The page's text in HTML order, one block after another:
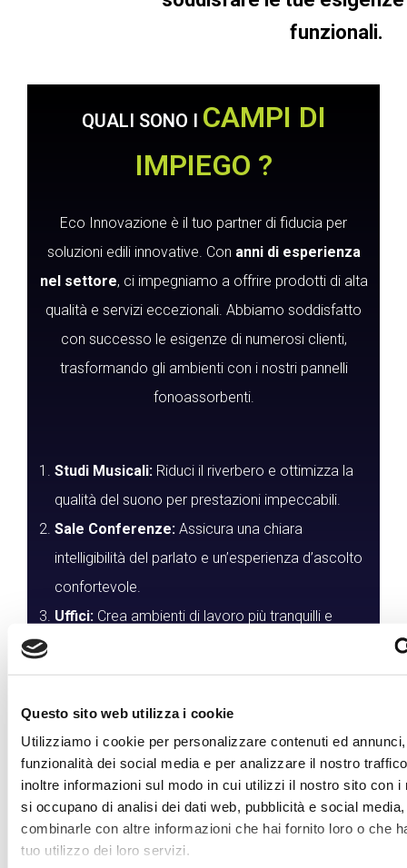
Questo sito web utilizza i cookie
Utilizziamo i cookie per personalizzare contenuti ed
funzionalità dei social media e per analizzare il nostro
inoltre informazioni sul modo in cui utilizzi il nostro sito con i
si occupano di analisi dei dati web, pubblicità e social
combinarle con altre informazioni che hai fornito loro o che
tuo utilizzo dei loro servizi.
funzionali.
QUALI SONO I CAMPI DI
IMPIEGO ?
Eco Innovazione è il tuo partner di fiducia per
soluzioni edili innovative. Con anni di esperienza
nel settore, ci impegniamo a offrire prodotti di alta
qualità e servizi eccezionali. Abbiamo soddisfatto
con successo le esigenze di numerosi clienti,
trasformando gli ambienti con i nostri pannelli
fonoassorbenti.
Studi Musicali: Riduci il riverbero e ottimizza la
qualità del suono per prestazioni impeccabili.
Sale Conferenze: Assicura una chiara
intelligibilità del parlato e un’esperienza d’ascolto
confortevole.
Uffici: Crea ambienti di lavoro più tranquilli e
Case e appartamenti privati:creare degli
estremamente consigliato per ambienti
domestici.
Richiedi un preventivo